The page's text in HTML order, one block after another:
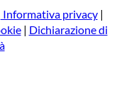
Informativa privacy|
| Dichiarazione di